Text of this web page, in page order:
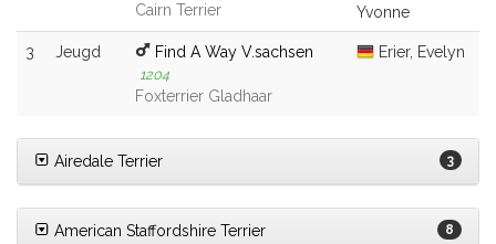
Cairn Terrier
Yvonne
3 Jeugd Find A Way V.sachsen
1204
Foxterrier Gladhaar
Erier, Evelyn
Airedale Terrier 3
American Staffordshire Terrier 8